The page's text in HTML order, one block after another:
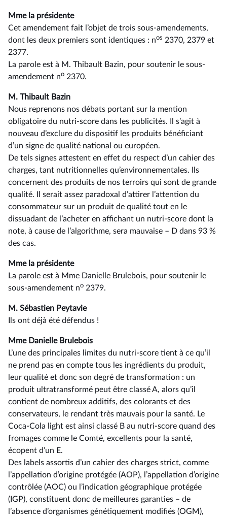
Mme la présidente
Cet amendement fait l’objet de trois sous-amendements,
dont les deux premiers sont identiques : nos 2370, 2379 et
2377.
La parole est à M. Thibault Bazin, pour soutenir le sous-
amendement no 2370.
M. Thibault Bazin
Nous reprenons nos débats portant sur la mention
obligatoire du nutri-score dans les publicités. Il s’agit à
nouveau d’exclure du dispositif les produits bénéficiant
d’un signe de qualité national ou européen.
De tels signes attestent en effet du respect d’un cahier des
charges, tant nutritionnelles qu’environnementales. Ils
concernent des produits de nos terroirs qui sont de grande
qualité. Il serait assez paradoxal d’attirer l’attention du
consommateur sur un produit de qualité tout en le
dissuadant de l’acheter en affichant un nutri-score dont la
note, à cause de l’algorithme, sera mauvaise –⁠ D dans 93 %
des cas.
Mme la présidente
La parole est à Mme Danielle Brulebois, pour soutenir le
sous-amendement no 2379.
M. Sébastien Peytavie
Ils ont déjà été défendus !
Mme Danielle Brulebois
L’une des principales limites du nutri-score tient à ce qu’il
ne prend pas en compte tous les ingrédients du produit,
leur qualité et donc son degré de transformation : un
produit ultratransformé peut être classé A, alors qu’il
contient de nombreux additifs, des colorants et des
conservateurs, le rendant très mauvais pour la santé. Le
Coca-Cola light est ainsi classé B au nutri-score quand des
fromages comme le Comté, excellents pour la santé,
écopent d’un E.
Des labels assortis d’un cahier des charges strict, comme
l’appellation d’origine protégée (AOP), l’appellation d’origine
contrôlée (AOC) ou l’indication géographique protégée
(IGP), constituent donc de meilleures garanties –⁠ de
l’absence d’organismes génétiquement modifiés (OGM),